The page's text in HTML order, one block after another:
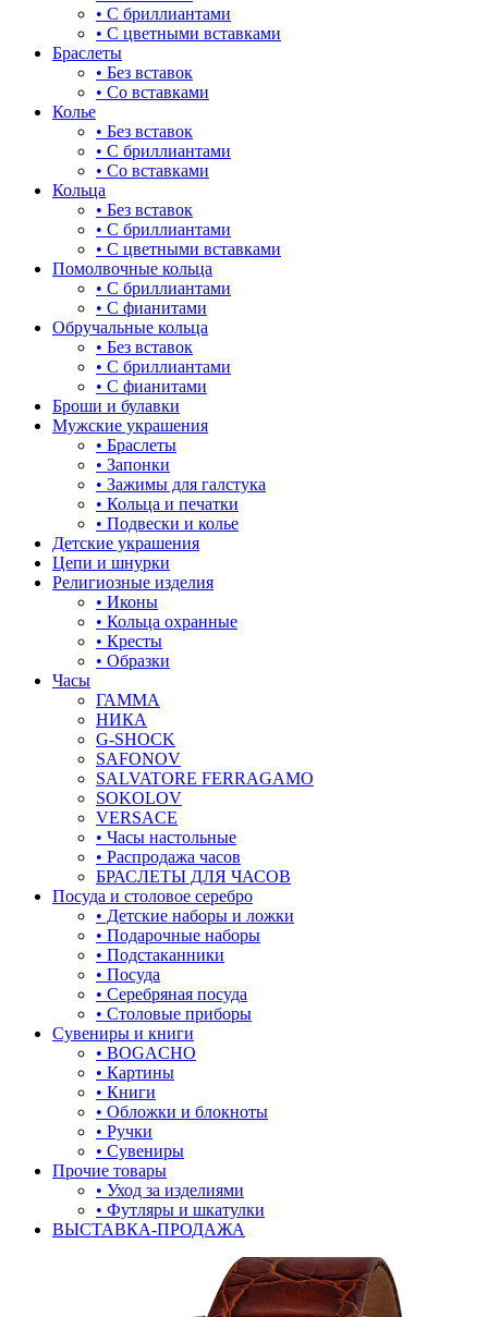
• С бриллиантами
• С цветными вставками
Браслеты
• Без вставок
• Со вставками
Колье
• Без вставок
• С бриллиантами
• Со вставками
Кольца
• Без вставок
• С бриллиантами
• С цветными вставками
Помолвочные кольца
• С бриллиантами
• С фианитами
Обручальные кольца
• Без вставок
• С бриллиантами
• С фианитами
Броши и булавки
Мужские украшения
• Браслеты
• Запонки
• Зажимы для галстука
• Кольца и печатки
• Подвески и колье
Детские украшения
Цепи и шнурки
Религиозные изделия
• Иконы
• Кольца охранные
• Кресты
• Образки
Часы
ГАММА
НИКА
G-SHOCK
SAFONOV
SALVATORE FERRAGAMO
SOKOLOV
VERSACE
• Часы настольные
• Распродажа часов
БРАСЛЕТЫ ДЛЯ ЧАСОВ
Посуда и столовое серебро
• Детские наборы и ложки
• Подарочные наборы
• Подстаканники
• Посуда
• Серебряная посуда
• Столовые приборы
Сувениры и книги
• BOGACHO
• Картины
• Книги
• Обложки и блокноты
• Ручки
• Сувениры
Прочие товары
• Уход за изделиями
• Футляры и шкатулки
ВЫСТАВКА-ПРОДАЖА